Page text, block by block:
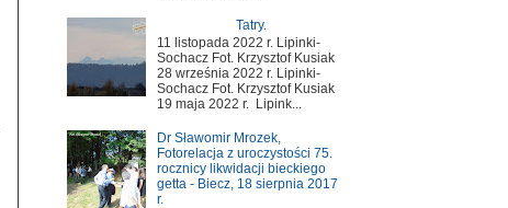
Tatry.
11 listopada 2022 r. Lipinki-
Sochacz Fot. Krzysztof Kusiak
28 września 2022 r. Lipinki-
Sochacz Fot. Krzysztof Kusiak
19 maja 2022 r. Lipink...
Dr Sławomir Mrozek,
Fotorelacja z uroczystości 75.
rocznicy likwidacji bieckiego
getta - Biecz, 18 sierpnia 2017
r.